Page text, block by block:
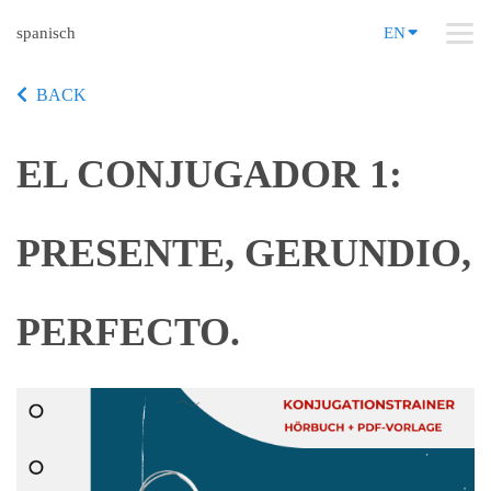
spanisch EN
BACK
EL CONJUGADOR 1:
PRESENTE, GERUNDIO,
PERFECTO.